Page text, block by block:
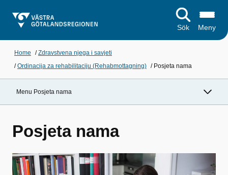
Sök Meny
Home /Zdravstvena njega i savjeti
/Ordinacija za rehabilitaciju (Rehabmottagning) / Posjeta nama
Menu Posjeta nama
Posjeta nama